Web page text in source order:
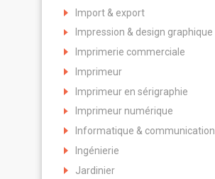
Import & export
Impression & design graphique
Imprimerie commerciale
Imprimeur
Imprimeur en sérigraphie
Imprimeur numérique
Informatique & communication
Ingénierie
Jardinier